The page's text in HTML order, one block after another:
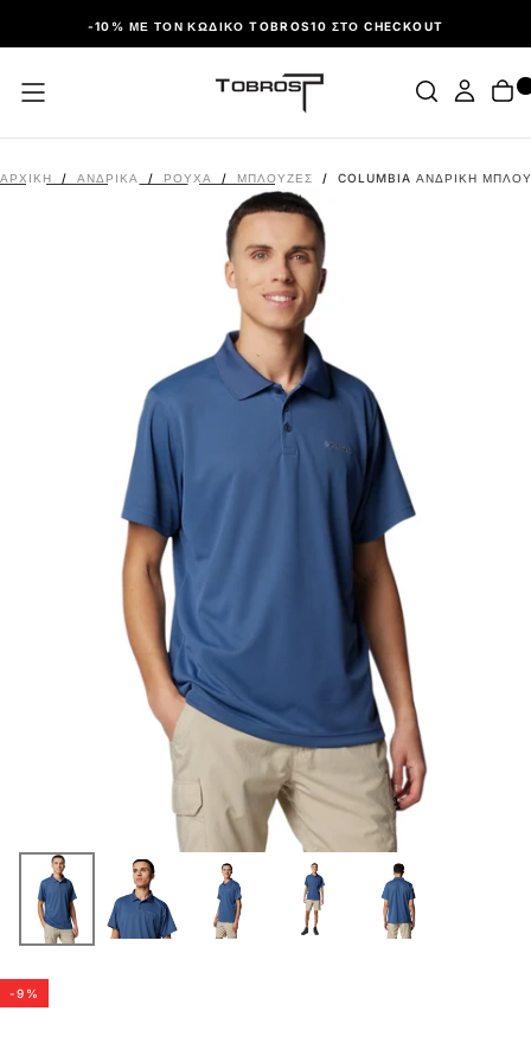
ΠΑΡΆΛΕΙΨΗ-10% ΜΕ ΤΟΝ ΚΩΔΙΚΌ TOBROS10 ΣΤΟ CHECKOUT
ΑΡΧΙΚΉ / ΑΝΔΡΙΚΑ / ΡΟΎΧΑ / ΜΠΛΟΎΖΕΣ / COLUMBIA ΑΝΔΡΙΚΉ
-9 %